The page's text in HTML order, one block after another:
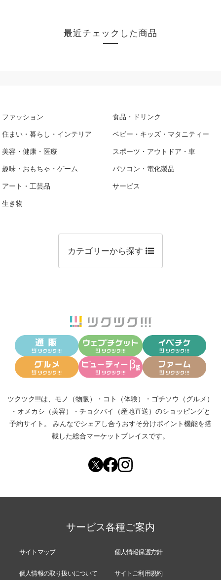
最近チェックした商品
ファッション 食品・ドリンク
住まい・暮らし・インテリア ベビー・キッズ・マタニティー
美容・健康・医療 スポーツ・アウトドア・車
趣味・おもちゃ・ゲーム パソコン・電化製品
アート・工芸品 サービス
生き物
カテゴリーから探す
ツクツク!!!は、 モノ（物販） ・ コト（体験） ・ ゴチソウ（グルメ）
・ オメカシ（美容） ・ チョクバイ（産地直送） のショッピングと
予約サイト。
みんなでシェアし合う おすそ分けポイント機能を搭
載した総合マーケットプレイスです。
サービス各種ご案内
サイトマップ 個人情報保護方針
個人情報の取り扱いについて サイトご利用規約